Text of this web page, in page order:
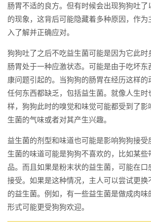
肠胃不适的良方。但有时候会出现狗狗吐了
的现象，这背后可能隐藏着多种原因，作为
入了解并正确应对。
狗狗吐了之后不吃益生菌可能是因为它此时
肠胃处于一种应激状态。可能是由于吃坏东
康问题引起的。当狗狗的肠胃在经历这样的
任何东西都缺乏，包括益生菌。就像人生时
样，狗狗此时的嗅觉和味觉可能都受到了影
生菌的气味或者对其产生兴趣。
益生菌的剂型和味道也可能是影响狗狗接受
生菌的味道可能是狗狗不喜欢的，比如某些
品。而且如果是粉末状的益生菌，可能在口
接受。如果是这种情况，主人可以尝试更换
的益生菌。例如，有一些益生菌是做成肉味
形式可能更受狗狗欢迎。